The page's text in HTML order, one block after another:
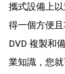
攜式設備上
得一個方便
DVD 複製和
業知識，您